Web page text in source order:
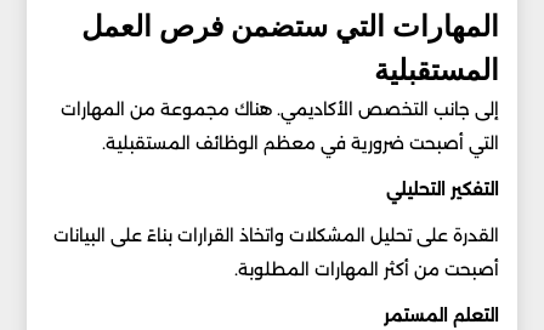
المهارات التي ستضمن فرص العمل
المستقبلية
إلى جانب التخصص الأكاديمي. هناك مجموعة من المهارات
التي أصبحت ضرورية في معظم الوظائف المستقبلية.
التفكير التحليلي
القدرة على تحليل المشكلات واتخاذ القرارات بناءً على البيانات
أصبحت من أكثر المهارات المطلوبة.
التعلم المستمر